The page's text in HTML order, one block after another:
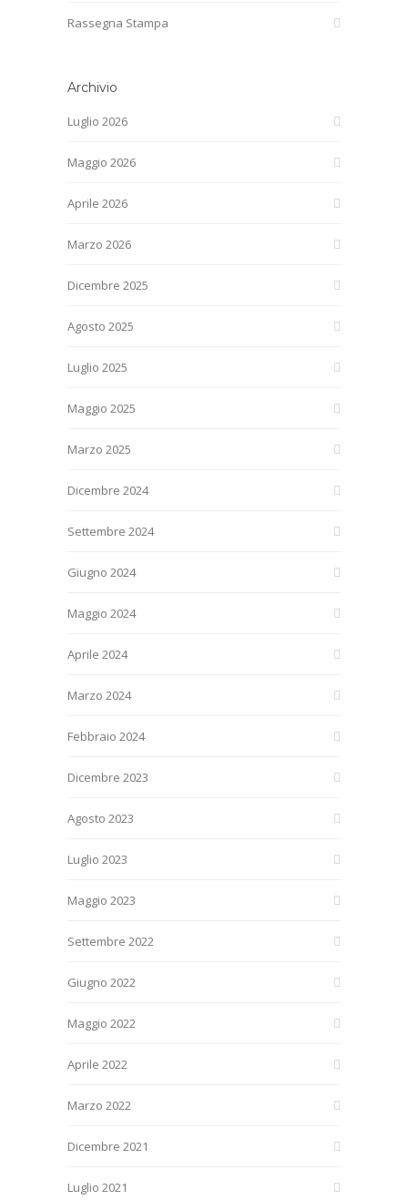
Rassegna Stampa
Archivio
Luglio 2026
Maggio 2026
Aprile 2026
Marzo 2026
Dicembre 2025
Agosto 2025
Luglio 2025
Maggio 2025
Marzo 2025
Dicembre 2024
Settembre 2024
Giugno 2024
Maggio 2024
Aprile 2024
Marzo 2024
Febbraio 2024
Dicembre 2023
Agosto 2023
Luglio 2023
Maggio 2023
Settembre 2022
Giugno 2022
Maggio 2022
Aprile 2022
Marzo 2022
Dicembre 2021
Luglio 2021